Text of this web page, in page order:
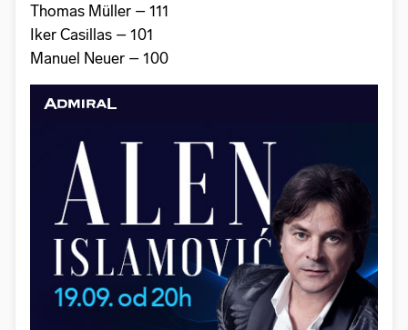
Thomas Müller – 111
Iker Casillas – 101
Manuel Neuer – 100